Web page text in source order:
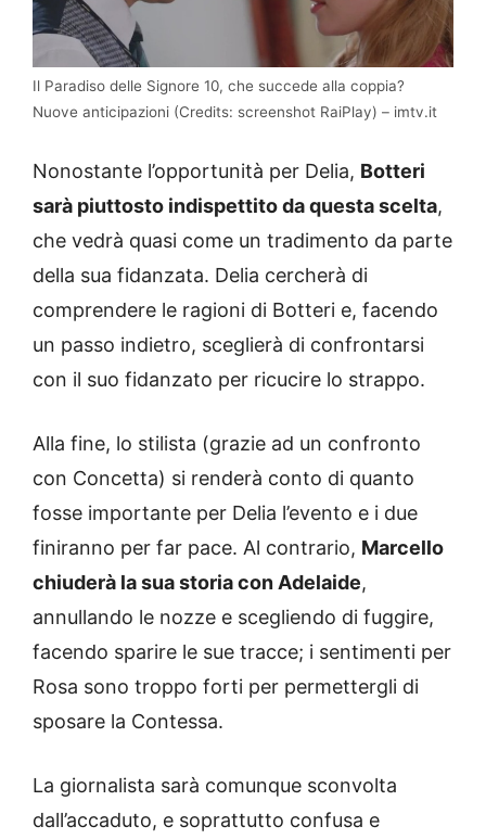
Il Paradiso delle Signore 10, che succede alla coppia?
Nuove anticipazioni (Credits: screenshot RaiPlay) – imtv.it
Nonostante l’opportunità per Delia, Botteri
sarà piuttosto indispettito da questa scelta,
che vedrà quasi come un tradimento da parte
della sua fidanzata. Delia cercherà di
comprendere le ragioni di Botteri e, facendo
un passo indietro, sceglierà di confrontarsi
con il suo fidanzato per ricucire lo strappo.
Alla fine, lo stilista (grazie ad un confronto
con Concetta) si renderà conto di quanto
fosse importante per Delia l’evento e i due
finiranno per far pace. Al contrario, Marcello
chiuderà la sua storia con Adelaide,
annullando le nozze e scegliendo di fuggire,
facendo sparire le sue tracce; i sentimenti per
Rosa sono troppo forti per permettergli di
sposare la Contessa.
La giornalista sarà comunque sconvolta
dall’accaduto, e soprattutto confusa e